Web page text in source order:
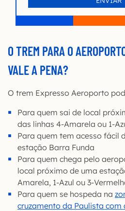
O TREM PARA O
VALE A PENA?
O trem Expresso Aeroporto
Para quem sai de local
das linhas 4-Amarela ou 1-
Para quem tem acesso fácil
estação Barra Funda
Para quem chega pelo
local próximo de uma
Amarela, 1-Azul ou 3-
Para quem se hospeda na
cruzamento da Paulista com